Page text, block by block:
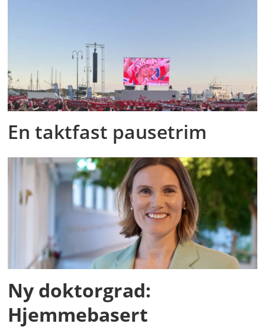
En taktfast pausetrim
Ny doktorgrad:
Hjemmebasert